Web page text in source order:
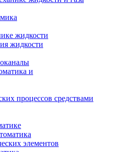
жидкости
жидкости
и
процессов средствами
элементов